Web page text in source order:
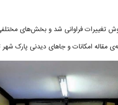
تغییرات فراوانی شد و بخش‌های
مقاله امکانات و جاهای دیدنی پارک